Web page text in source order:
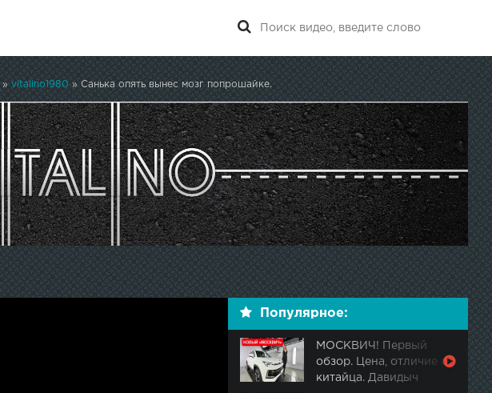
»vitalino1980» Санька опять вынес мозг попрошайке.
Популярное:
МОСКВИЧ! Первый
обзор. Цена, отличие от
китайца. Давидыч